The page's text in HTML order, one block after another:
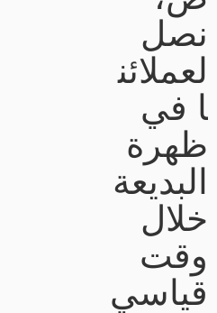
نصل
لعملائن
ا في
ظهرة
البديعة
خلال
وقت
قياسي